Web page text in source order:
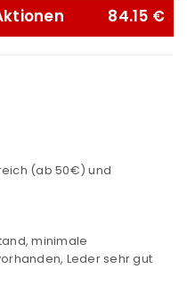
84.15 €
(ab 50€) und
minimale
Leder sehr gut